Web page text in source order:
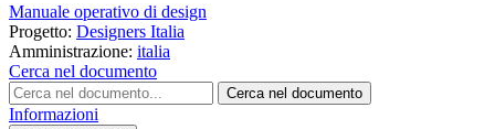
Manuale operativo di design
Progetto: Designers Italia
Amministrazione: italia
Cerca nel documento
Cerca nel documento
Informazioni